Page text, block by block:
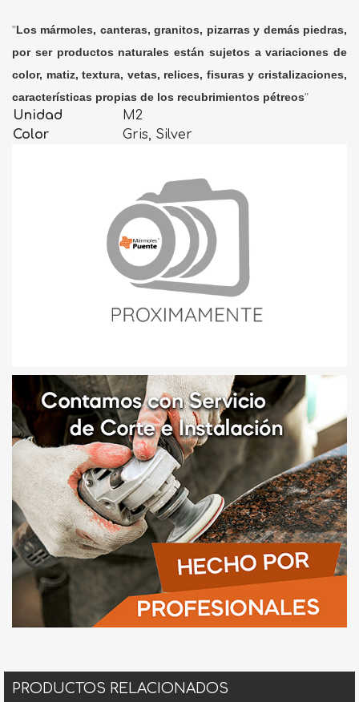
"Los mármoles, canteras, granitos, pizarras y demás piedras,
por ser productos naturales están sujetos a variaciones de
color, matiz, textura, vetas, relices, fisuras y cristalizaciones,
características propias de los recubrimientos pétreos"
Unidad
M2
Color
Gris, Silver
PRODUCTOS RELACIONADOS